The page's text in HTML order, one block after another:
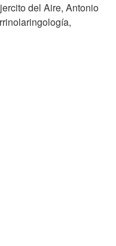
del Aire, Antonio